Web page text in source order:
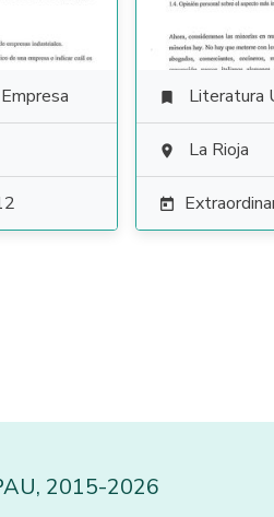
 Literatura
 La Rioja

, 2015-2026